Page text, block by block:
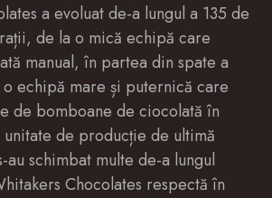
a evoluat de-a lungul a 135 de
de la o mică echipă care
manual, în partea din spate a
echipă mare și puternică care
de bomboane de ciocolată în
de producție de ultimă
au schimbat multe de-a lungul
Chocolates respectă în